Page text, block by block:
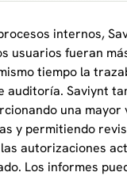
internos,
usuarios fueran
tiempo la
auditoría. Saviynt
una mayor
y permitiendo
autorizaciones
Los informes